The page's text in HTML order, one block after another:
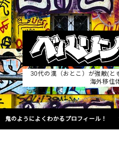
30代の漢（おとこ）が強敵(と
海外移住
鬼のようによくわかるプロフィール！